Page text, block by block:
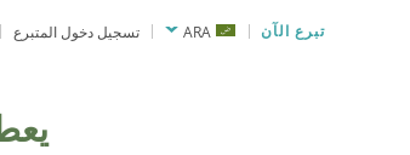
تبرع الآن ARA تسجيل دخول المتبرع